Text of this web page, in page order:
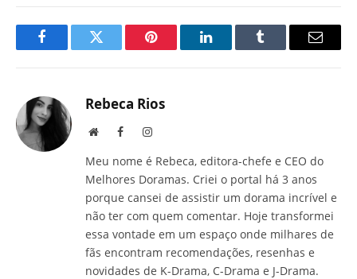
FacebookTwitter Pinterest LinkedInTumblr
E-
Rebeca Rios
Site FacebookInstagram
Meu nome é Rebeca, editora-chefe e CEO do
Melhores Doramas. Criei o portal há 3 anos
porque cansei de assistir um dorama incrível e
não ter com quem comentar. Hoje transformei
essa vontade em um espaço onde milhares de
fãs encontram recomendações, resenhas e
novidades de K-Drama, C-Drama e J-Drama.